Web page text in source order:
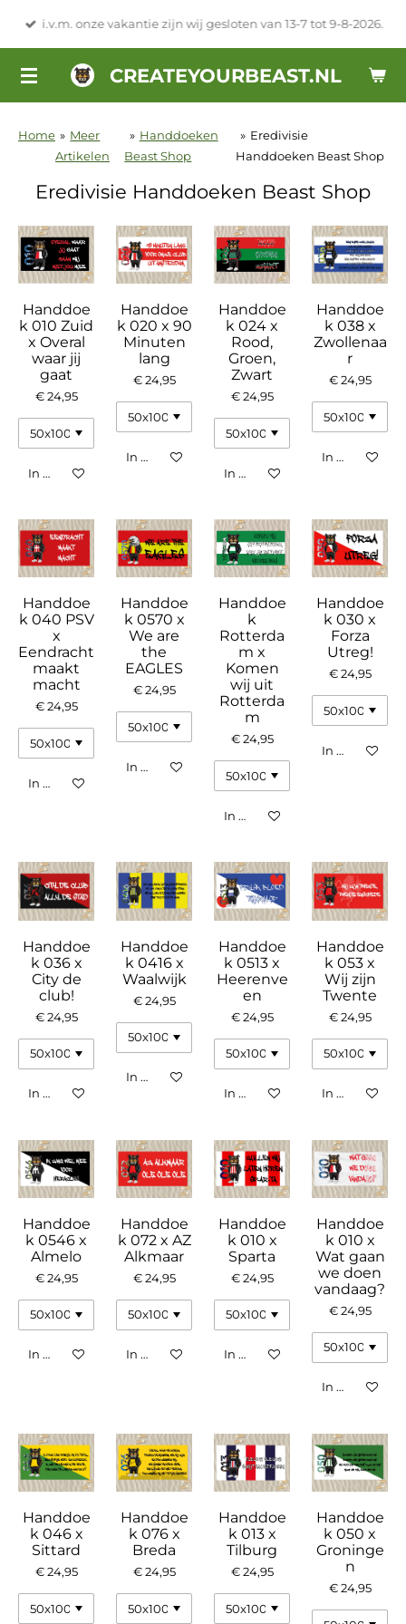
de
hoofdinhoud
CREATEYOURBEAST.NL
i.v.m. onze vakantie zijn wij gesloten van 13-7 tot 9-8-2026.
Home » Meer
Artikelen
» Handdoeken
Beast Shop
» Eredivisie
Handdoeken Beast Shop
Eredivisie Handdoeken Beast Shop
Handdoe
k 010 Zuid
x Overal
waar jij
gaat
€ 24,95
In winkelwagen
Handdoe
k 020 x 90
Minuten
lang
€ 24,95
In winkelwagen
Handdoe
k 024 x
Rood,
Groen,
Zwart
€ 24,95
In winkelwagen
Handdoe
k 038 x
Zwollenaa
r
€ 24,95
In
Handdoe
k 040 PSV
x
Eendracht
maakt
macht
€ 24,95
In winkelwagen
Handdoe
k 0570 x
We are
the
EAGLES
€ 24,95
In winkelwagen
Handdoe
k
Rotterda
m x
Komen
wij uit
Rotterda
m
€ 24,95
In winkelwagen
Handdoe
k 030 x
Forza
Utreg!
€ 24,95
In
Handdoe
k 036 x
City de
club!
€ 24,95
In winkelwagen
Handdoe
k 0416 x
Waalwijk
€ 24,95
In winkelwagen
Handdoe
k 0513 x
Heerenve
en
€ 24,95
In winkelwagen
Handdoe
k 053 x
Wij zijn
Twente
€ 24,95
In
Handdoe
k 0546 x
Almelo
€ 24,95
In winkelwagen
Handdoe
k 072 x AZ
Alkmaar
€ 24,95
In winkelwagen
Handdoe
k 010 x
Sparta
€ 24,95
In winkelwagen
Handdoe
k 010 x
Wat gaan
we doen
vandaag?
€ 24,95
In
Handdoe
k 046 x
Sittard
€ 24,95
Handdoe
k 076 x
Breda
€ 24,95
Handdoe
k 013 x
Tilburg
€ 24,95
Handdoe
k 050 x
Groninge
n
€ 24,95